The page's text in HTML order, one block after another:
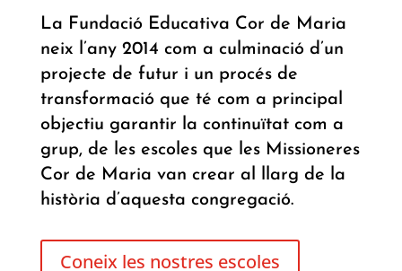
La Fundació Educativa Cor de Maria
neix l’any 2014 com a culminació d’un
projecte de futur i un procés de
transformació que té com a principal
objectiu garantir la continuïtat com a
grup, de les escoles que les Missioneres
Cor de Maria van crear al llarg de la
història d’aquesta congregació.
Coneix les nostres escoles